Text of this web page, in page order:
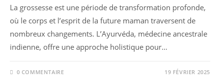
La grossesse est une période de transformation profonde,
où le corps et l’esprit de la future maman traversent de
nombreux changements. L’Ayurvéda, médecine ancestrale
indienne, offre une approche holistique pour…
0 COMMENTAIRE 19 FÉVRIER 2025